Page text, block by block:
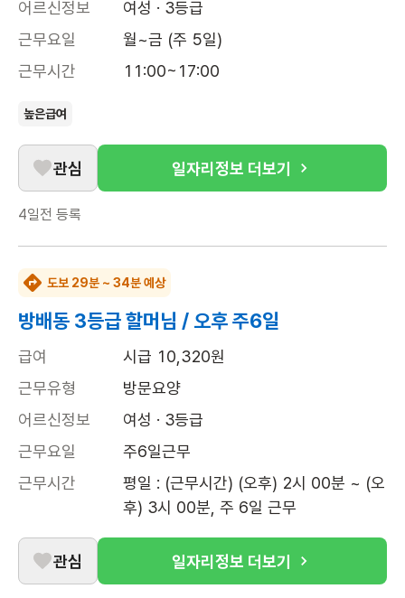
어르신정보
여성 · 3등급
근무요일
월~금 (주 5일)
근무시간
11:00~17:00
높은급여
관심 일자리정보 더보기
4일전 등록
도보 29분 ~ 34분 예상
방배동 3등급 할머님 / 오후 주6일
급여
시급 10,320원
근무유형
방문요양
어르신정보
여성 · 3등급
근무요일
주6일근무
근무시간
평일 : (근무시간) (오후) 2시 00분 ~ (오
후) 3시 00분, 주 6일 근무
관심 일자리정보 더보기